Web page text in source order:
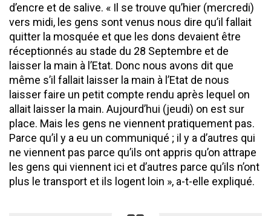
d’encre et de salive. « Il se trouve qu’hier (mercredi)
vers midi, les gens sont venus nous dire qu’il fallait
quitter la mosquée et que les dons devaient être
réceptionnés au stade du 28 Septembre et de
laisser la main à l’Etat. Donc nous avons dit que
même s’il fallait laisser la main à l’Etat de nous
laisser faire un petit compte rendu après lequel on
allait laisser la main. Aujourd’hui (jeudi) on est sur
place. Mais les gens ne viennent pratiquement pas.
Parce qu’il y a eu un communiqué ; il y a d’autres qui
ne viennent pas parce qu’ils ont appris qu’on attrape
les gens qui viennent ici et d’autres parce qu’ils n’ont
plus le transport et ils logent loin », a-t-elle expliqué.